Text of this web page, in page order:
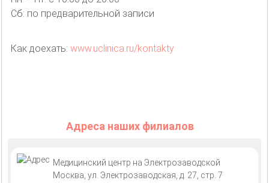
Сб: по предварительной записи
Как доехать: www.uclinica.ru/kontakty
Адреса наших филиалов
Медицинский центр на Электрозаводской
Москва, ул. Электрозаводская, д. 27, стр. 7